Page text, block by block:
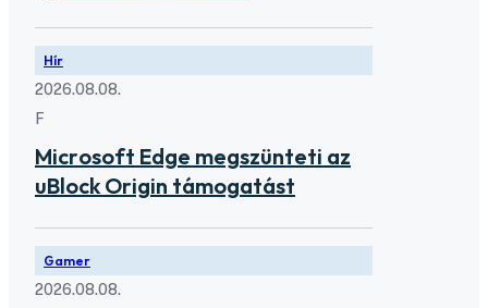
Hír
2026.08.08.
F
Microsoft Edge megszünteti az
uBlock Origin támogatást
Gamer
2026.08.08.